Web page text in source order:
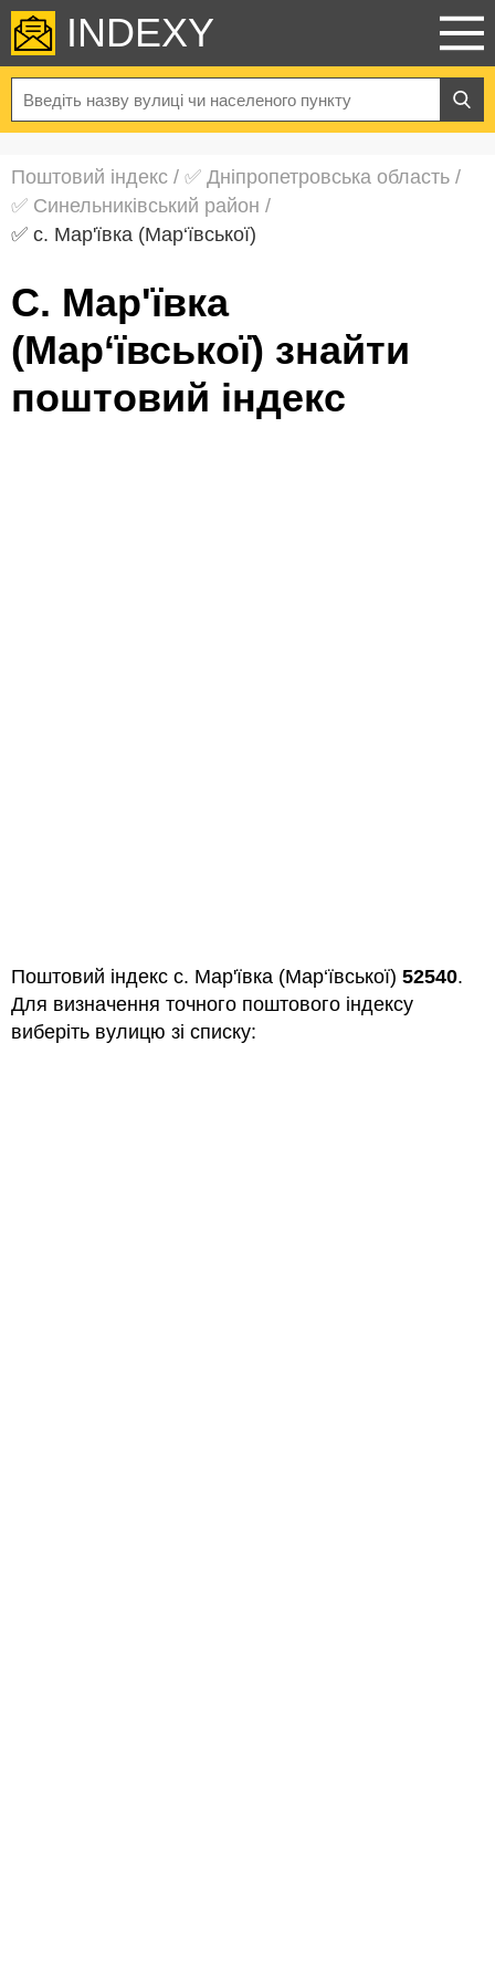
INDEXY
Поштовий індекс / ✅ Дніпропетровська область /
✅ Синельниківський район /
✅ с. Мар'ївка (Мар‘ївської)
с. Мар'ївка
(Мар‘ївської) знайти
поштовий індекс
Поштовий індекс с. Мар'ївка (Мар‘ївської) 52540.
Для визначення точного поштового індексу
виберіть вулицю зі списку: